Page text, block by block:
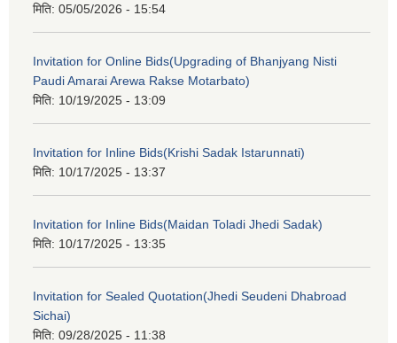
मिति: 05/05/2026 - 15:54
Invitation for Online Bids(Upgrading of Bhanjyang Nisti
Paudi Amarai Arewa Rakse Motarbato)
मिति: 10/19/2025 - 13:09
Invitation for Inline Bids(Krishi Sadak Istarunnati)
मिति: 10/17/2025 - 13:37
Invitation for Inline Bids(Maidan Toladi Jhedi Sadak)
मिति: 10/17/2025 - 13:35
Invitation for Sealed Quotation(Jhedi Seudeni Dhabroad
Sichai)
मिति: 09/28/2025 - 11:38